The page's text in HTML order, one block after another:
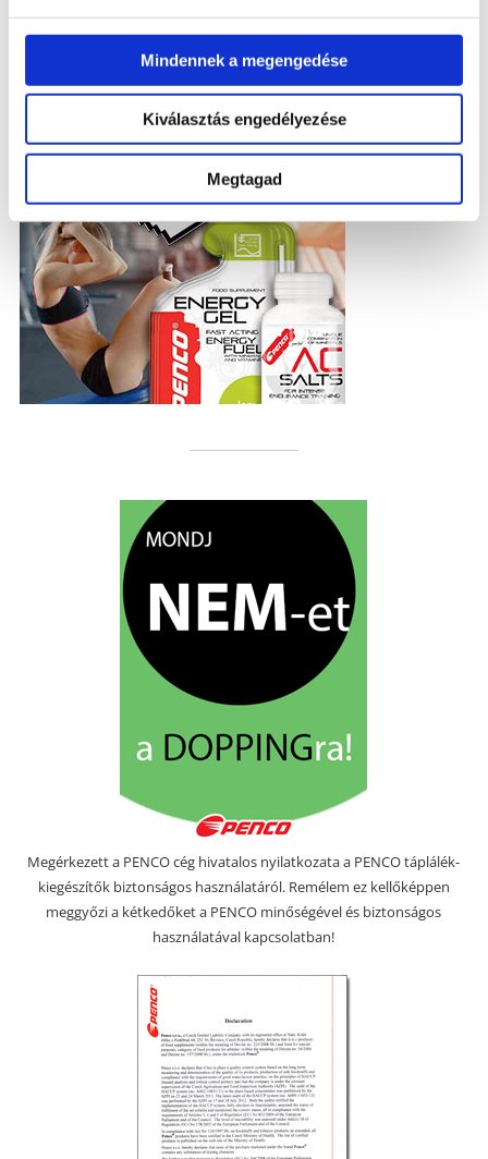
Mindennek a megengedése
Kiválasztás engedélyezése
Megtagad
Megérkezett a PENCO cég hivatalos nyilatkozata a PENCO táplálék-
kiegészítők biztonságos használatáról. Remélem ez kellőképpen
meggyőzi a kétkedőket a PENCO minőségével és biztonságos
használatával kapcsolatban!